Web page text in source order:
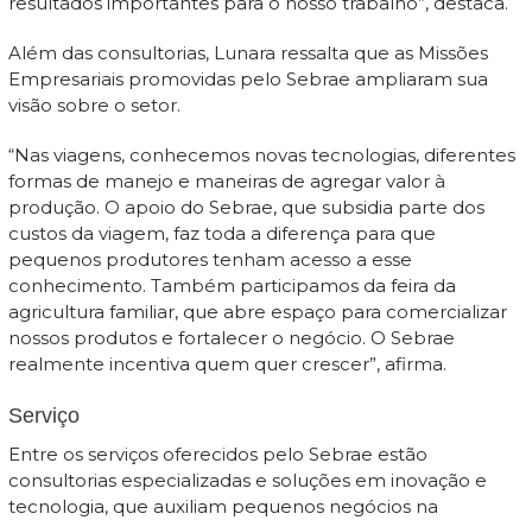
Além das consultorias, Lunara ressalta que as Missões
Empresariais promovidas pelo Sebrae ampliaram sua
visão sobre o setor.
“Nas viagens, conhecemos novas tecnologias, diferentes
formas de manejo e maneiras de agregar valor à
produção. O apoio do Sebrae, que subsidia parte dos
custos da viagem, faz toda a diferença para que
pequenos produtores tenham acesso a esse
conhecimento. Também participamos da feira da
agricultura familiar, que abre espaço para comercializar
nossos produtos e fortalecer o negócio. O Sebrae
realmente incentiva quem quer crescer”, afirma.
Serviço
Entre os serviços oferecidos pelo Sebrae estão
consultorias especializadas e soluções em inovação e
tecnologia, que auxiliam pequenos negócios na